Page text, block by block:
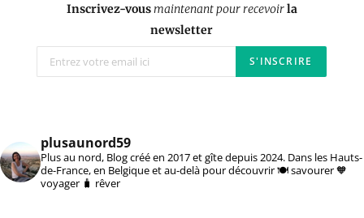
Inscrivez-vousmaintenant pour recevoirla
newsletter
plusaunord59
Plus au nord, Blog créé en 2017 et gîte depuis 2024. Dans les Hauts-
de-France, en Belgique et au-delà pour découvrir 🍽️ savourer 🧡
voyager 🧳 rêver